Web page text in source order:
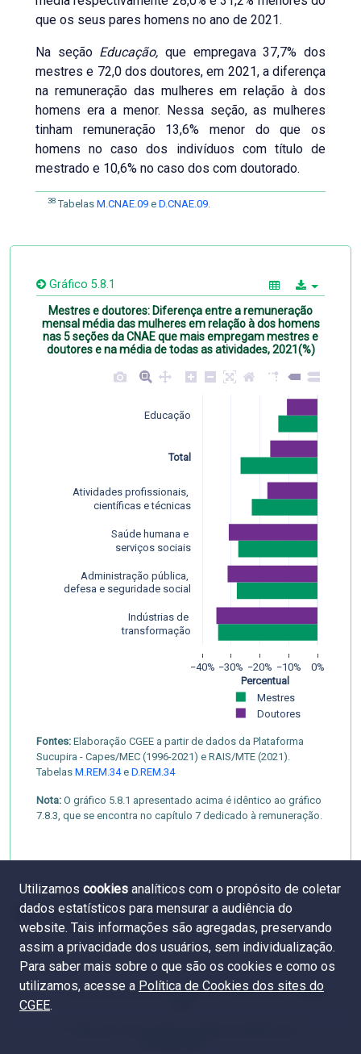
que os seus pares homens no ano de 2021.
Na seção Educação, que empregava 37,7% dos
mestres e 72,0 dos doutores, em 2021, a diferença
na remuneração das mulheres em relação à dos
homens era a menor. Nessa seção, as mulheres
tinham remuneração 13,6% menor do que os
homens no caso dos indivíduos com título de
mestrado e 10,6% no caso dos com doutorado.
38Tabelas M.CNAE.09 e D.CNAE.09.
Gráfico 5.8.1
Mestres e doutores: Diferença entre a remuneração
mensal média das mulheres em relação à dos homens
nas 5 seções da CNAE que mais empregam mestres e
doutores e na média de todas as atividades, 2021(%)
−40% −30% −20% −10% 0%
Indústrias de
transformação
Administração pública,
defesa e seguridade social
Saúde humana e
serviços sociais
Atividades profissionais,
científicas e técnicas
Total
Educação
Mestres
Doutores
Percentual
Fontes: Elaboração CGEE a partir de dados da Plataforma
Sucupira - Capes/MEC (1996-2021) e RAIS/MTE (2021).
Tabelas M.REM.34e D.REM.34
Nota: O gráfico 5.8.1 apresentado acima é idêntico ao gráfico
7.8.3, que se encontra no capítulo 7 dedicado à remuneração.
5.7 Diferença da remuneração das mulheres por Região
Utilizamos cookies analíticos com o propósito de coletar
dados estatísticos para mensurar a audiência do
website. Tais informações são agregadas, preservando
assim a privacidade dos usuários, sem individualização.
Para saber mais sobre o que são os cookies e como os
utilizamos, acesse a Política de Cookies dos sites do
CGEE.